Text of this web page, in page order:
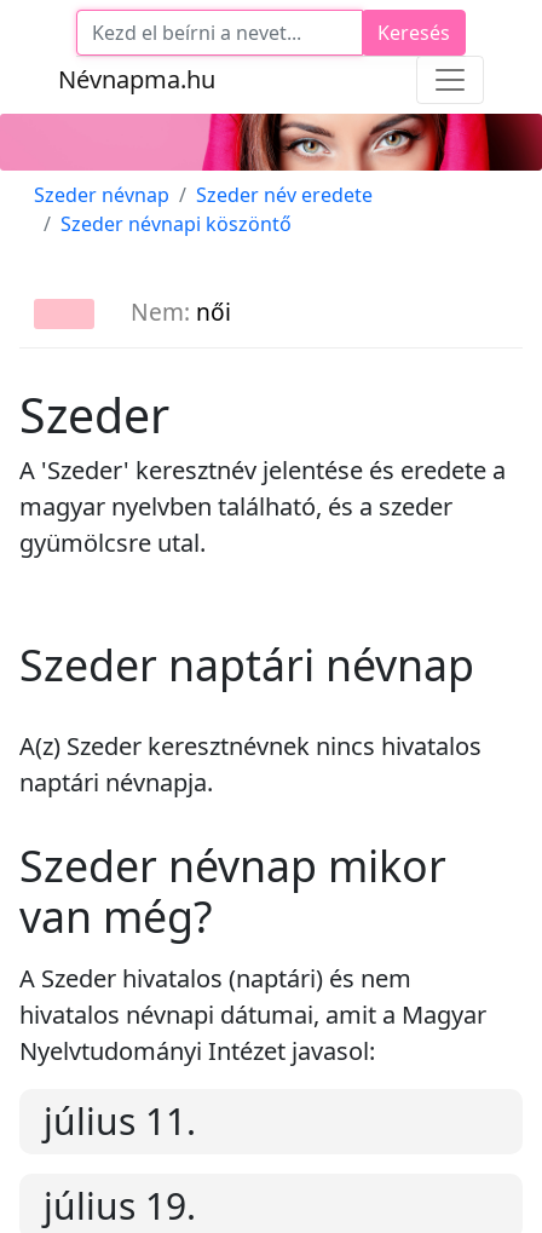
Névnapma.hu
Keresés
Szeder névnap
Szeder név eredete
Szeder névnapi köszöntő
Nem: női
Szeder
A 'Szeder' keresztnév jelentése és eredete a
magyar nyelvben található, és a szeder
gyümölcsre utal.
Szeder naptári névnap
A(z) Szeder keresztnévnek nincs hivatalos
naptári névnapja.
Szeder névnap mikor
van még?
A Szeder hivatalos (naptári) és nem
hivatalos névnapi dátumai, amit a Magyar
Nyelvtudományi Intézet javasol:
július 11.
július 19.